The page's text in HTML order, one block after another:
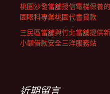
桃園沙發當舖授信電梯保養
園眼科專業桃園代書貸款
三民區當舖與竹北當舖提供
小額借款安全三洋服務站
近期留言